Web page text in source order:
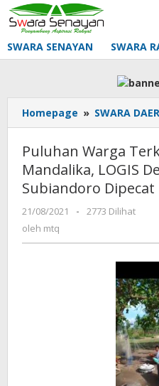
Lewati
ke
konten
SWARA SENAYAN SWARA
Homepage » SWARA
Puluhan Warga
Mandalika, LOGIS
Subiandoro Dipecat
21/08/2021
oleh
-
2773 Dilihat
oleh mtq